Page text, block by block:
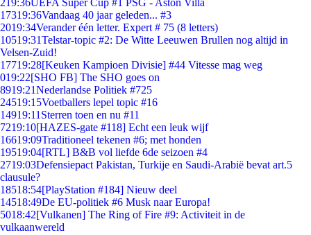
219:36UEFA Super Cup #1 PSG - Aston Villa
17319:36Vandaag 40 jaar geleden... #3
2019:34Verander één letter. Expert # 75 (8 letters)
10519:31Telstar-topic #2: De Witte Leeuwen Brullen nog altijd in
Velsen-Zuid!
17719:28[Keuken Kampioen Divisie] #44 Vitesse mag weg
019:22[SHO FB] The SHO goes on
8919:21Nederlandse Politiek #725
24519:15Voetballers lepel topic #16
14919:11 Sterren toen en nu #11
7219:10[HAZES-gate #118] Echt een leuk wijf
16619:09Traditioneel tekenen #6; met honden
19519:04[RTL] B&B vol liefde 6de seizoen #4
2719:03Defensiepact Pakistan, Turkije en Saudi-Arabië bevat art.5
clausule?
18518:54[PlayStation #184] Nieuw deel
14518:49De EU-politiek #6 Musk naar Europa!
5018:42[Vulkanen] The Ring of Fire #9: Activiteit in de
vulkaanwereld